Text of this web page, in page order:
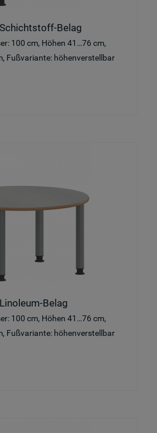
Belag
100 cm, Höhen 41…76 cm,
Fußvariante: höhenverstellbar
Belag
100 cm, Höhen 41…76 cm,
Fußvariante: höhenverstellbar